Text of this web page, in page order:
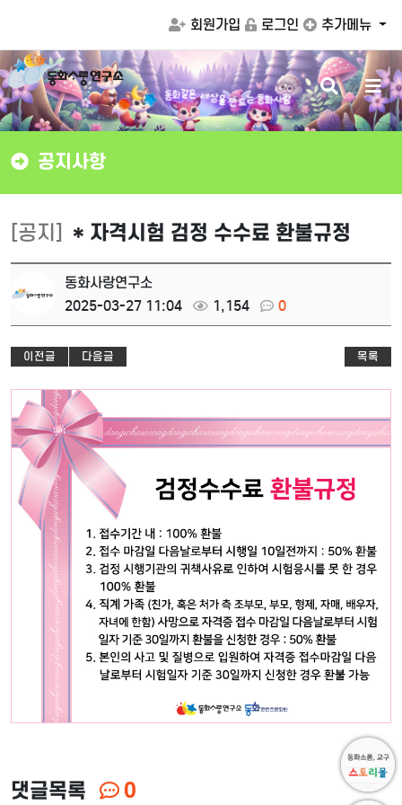
회원가입 로그인 추가메뉴
동화같은 세상을 만드는 동화사랑
검
색
버
튼
메
뉴
버
튼
공지사항
[공지] * 자격시험 검정 수수료 환불규정
동화사랑연구소
2025-03-27 11:04
1,154 0
이전글 다음글 목록
댓글목록 0